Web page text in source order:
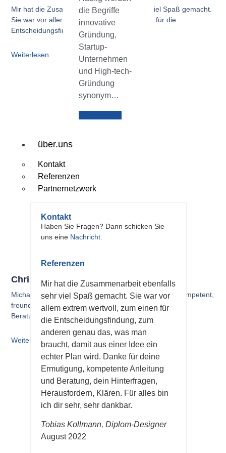
die Begriffe
innovative
Gründung,
Startup-
Unternehmen
und High-tech-
Gründung
synonym…
über.uns
Kontakt
Referenzen
Partnernetzwerk
Kontakt
Haben Sie Fragen? Dann schicken Sie
uns eine Nachricht
Referenzen
Mir hat die Zusammenarbeit ebenfalls
sehr viel Spaß gemacht. Sie war vor
allem extrem wertvoll, zum einen für
die Entscheidungsfindung, zum
anderen genau das, was man
braucht, damit aus einer Idee ein
echter Plan wird. Danke für deine
Ermutigung, kompetente Anleitung
und Beratung, dein Hinterfragen,
Herausfordern, Klären. Für alles bin
ich dir sehr, sehr dankbar.
Tobias Kollmann, Diplom-Designer
August 2022
Mir hat die Zusammenarbeit ebenfalls sehr viel Spaß gemacht.
Sie war vor allem extrem wertvoll, zum einen für die
Entscheidungsfindung,
Weiterlesen
Christoph Stumpp
Michael Trompf hat mich bei meiner Gründung sehr kompetent,
freundlich und auch mit viel Ermutigung begleitet. Die
Beratungszeiten waren sehr
Weiterlesen